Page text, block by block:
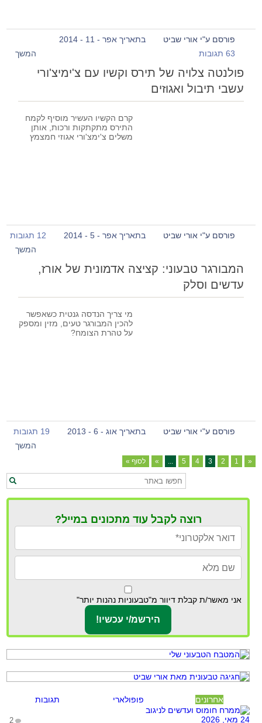
פורסם ע"י אורי שביט
בתאריך אפר - 11 - 2014
63 תגובות
המשך
פולנטה צלויה של תירס וקשיו עם צ'ימיצ'ורי
עשבי תיבול ואגוזים
קרם הקשיו העשיר מוסיף לקמח
התירס מתקתקות ורכות, אותן
משלים צ'ימצ'ורי אגוזי חמצמץ
פורסם ע"י אורי שביט בתאריך אפר - 5 - 2014
12 תגובות
המשך
המבורגר טבעוני: קציצה אדמונית של אורז,
עדשים וסלק
מי צריך הנדסה גנטית כשאפשר
להכין המבורגר טעים, מזין ומספק
על טהרת הצומח?
פורסם ע"י אורי שביט בתאריך אוג - 6 - 2013
19 תגובות
המשך
«
1
2
3
4
5
...
» לסוף »
רוצה לקבל עוד מתכונים במייל?
אני מאשר/ת קבלת דיוור מ"טבעוניות נהנות יותר"
אחרונים פופולארי תגובות
24 מאי, 2026 2